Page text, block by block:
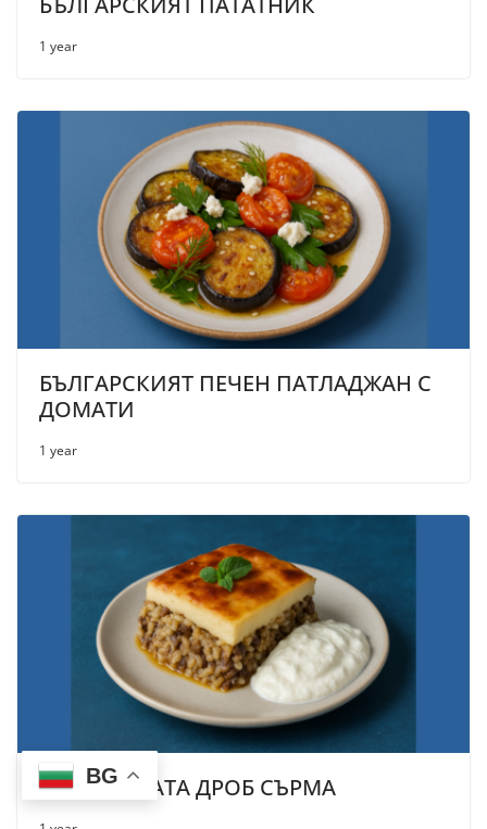
1 year
БЪЛГАРСКИЯТ ПЕЧЕН ПАТЛАДЖАН С
ДОМАТИ
1 year
БЪЛГАРСКАТА ДРОБ СЪРМА
BG